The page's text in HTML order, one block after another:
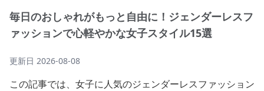
毎日のおしゃれがもっと自由に！ジェンダーレスフ
ァッションで心軽やかな女子スタイル15選
更新日 2026-08-08
この記事では、女子に人気のジェンダーレスファッション